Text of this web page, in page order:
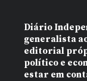
Diário
generalista
editorial
político e
estar em